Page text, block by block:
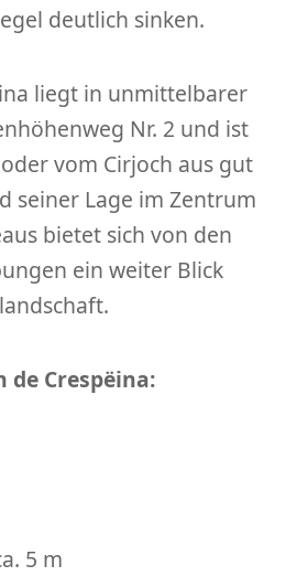
deutlich sinken.
liegt in unmittelbarer
Nr. 2 und ist
oder vom Cirjoch aus gut
seiner Lage im Zentrum
bietet sich von den
ein weiter Blick
de Crespëina:
5 m